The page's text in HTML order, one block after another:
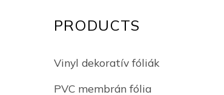
PRODUCTS
Vinyl dekoratív fóliák
PVC membrán fólia